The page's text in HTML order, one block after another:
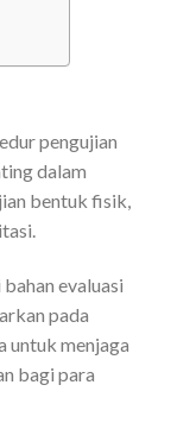
pengujian
dalam
bentuk fisik,
evaluasi
pada
untuk menjaga
bagi para